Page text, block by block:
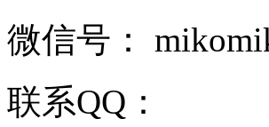
微信号：
联系QQ：